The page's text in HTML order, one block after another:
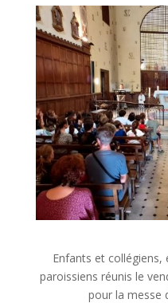
Enfants et collégiens,
paroissiens réunis le
pour la messe